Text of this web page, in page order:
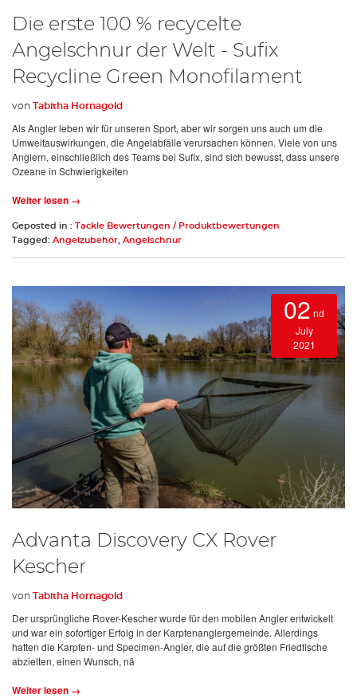
Die erste 100 % recycelte
Angelschnur der Welt - Sufix
Recycline Green Monofilament
von Tabitha Hornagold
Als Angler leben wir für unseren Sport, aber wir sorgen uns auch um die
Umweltauswirkungen, die Angelabfälle verursachen können. Viele von uns
Anglern, einschließlich des Teams bei Sufix, sind sich bewusst, dass unsere
Ozeane in Schwierigkeiten
Weiter lesen →
Geposted in : Tackle Bewertungen / Produktbewertungen
Tagged: Angelzubehör Angelschnur
02 nd
July
2021
Advanta Discovery CX Rover
Kescher
von Tabitha Hornagold
Der ursprüngliche Rover-Kescher wurde für den mobilen Angler entwickelt
und war ein sofortiger Erfolg in der Karpfenanglergemeinde. Allerdings
hatten die Karpfen- und Specimen-Angler, die auf die größten Friedfische
abzielten, einen Wunsch, nä
Weiter lesen →